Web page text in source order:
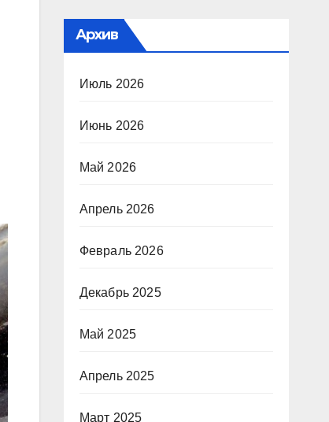
Архив
Июль 2026
Июнь 2026
Май 2026
Апрель 2026
Февраль 2026
Декабрь 2025
Май 2025
Апрель 2025
Март 2025